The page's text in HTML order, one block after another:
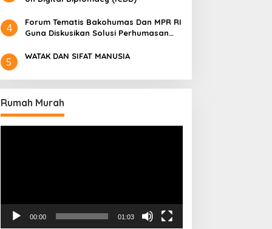
4
Forum Tematis Bakohumas Dan MPR RI
Guna Diskusikan Solusi Perhumasan
Masing
5 WATAK DAN SIFAT MANUSIA
Rumah Murah
00:00 01:03